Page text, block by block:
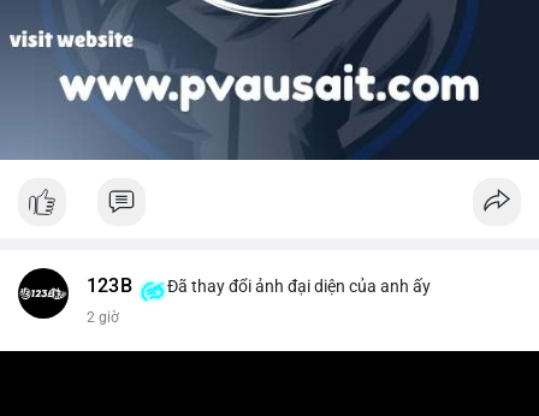
123B Đã thay đổi ảnh đại diện của anh ấy
2 giờ